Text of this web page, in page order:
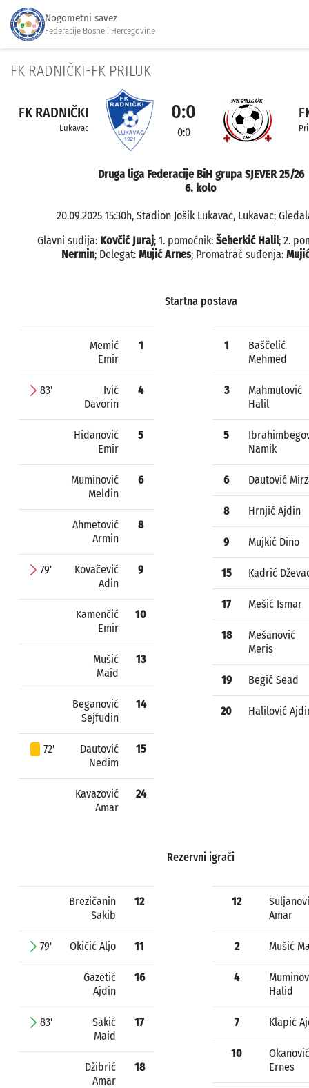
Nogometni savez
Federacije Bosne i Hercegovine
FK RADNIČKI-FK PRILUK
FK RADNIČKI
Lukavac
0:0
0:0
Druga liga Federacije BiH grupa SJEVER 25/26
6. kolo
20.09.2025 15:30h, Stadion Jošik Lukavac, Lukavac;
Glavni sudija: Kovčić Juraj; 1. pomoćnik: Šeherkić Halil; 2.
Nermin; Delegat: Mujić Arnes; Promatrač suđenja:
Startna postava
Memić
Emir
1
83'
Ivić
Davorin
4
Hidanović
Emir
5
Muminović
Meldin
6
Ahmetović
Armin
8
79'
Kovačević
Adin
9
Kamenčić
Emir
10
Mušić
Maid
13
Beganović
Sejfudin
14
72'
Dautović
Nedim
15
Kavazović
Amar
24
1
Baščelić
Mehmed
3
Mahmutović
Halil
5
Namik
6 Dautović
8 Hrnjić Ajdin
9 Mujkić Dino
15 Kadrić
17 Mešić Ismar
18
Mešanović
Meris
19 Begić Sead
20 Halilović
Rezervni igrači
Brezičanin
Sakib
12
79' Okičić Aljo 11
Gazetić
Ajdin
16
83'
Sakić
Maid
17
Džibrić
Amar
18
12
Amar
2 Mušić
4
Halid
7 Klapić
10
Okanović
Ernes